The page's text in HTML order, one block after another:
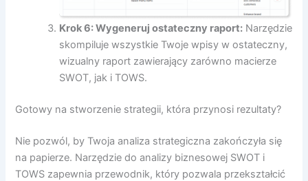
Krok 6: Wygeneruj ostateczny raport: Narzędzie
skompiluje wszystkie Twoje wpisy w ostateczny,
wizualny raport zawierający zarówno macierze
SWOT, jak i TOWS.
Gotowy na stworzenie strategii, która przynosi rezultaty?
Nie pozwól, by Twoja analiza strategiczna zakończyła się
na papierze. Narzędzie do analizy biznesowej SWOT i
TOWS zapewnia przewodnik, który pozwala przekształcić